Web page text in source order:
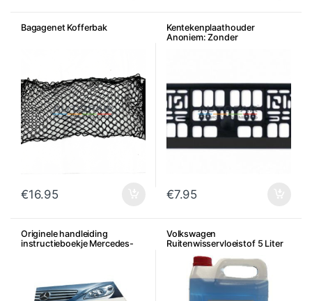
Bagagenet Kofferbak
€16.95
Kentekenplaathouder
Anoniem: Zonder
€7.95
Originele handleiding
instructieboekje Mercedes-
Volkswagen
Ruitenwisservloeistof 5 Liter